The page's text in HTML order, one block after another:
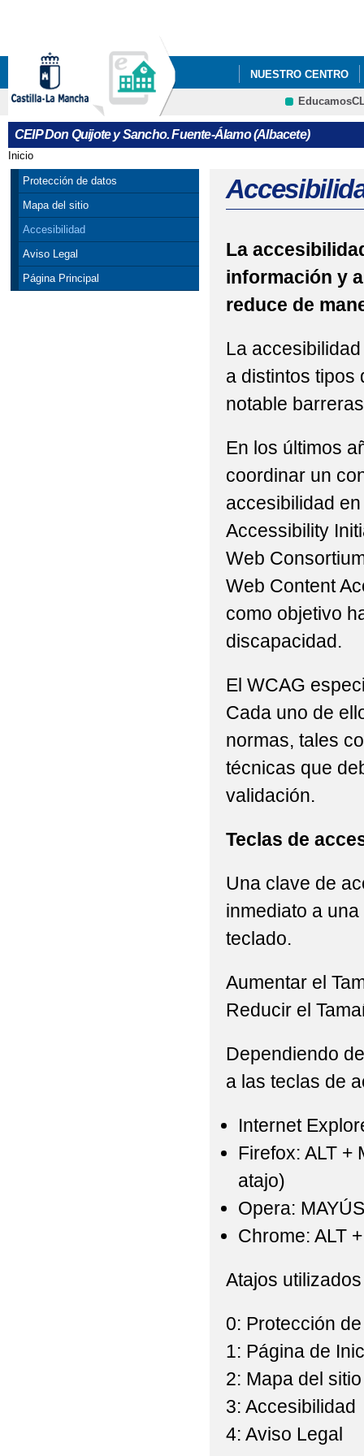
NUESTRO CENTRO
CRFP
CEIP Don Quijote y Sancho. Fuente-Álamo (Albacete)
Se encuentra usted aquí
Inicio
Protección de datos
Mapa del sitio
Accesibilidad
Aviso Legal
Página Principal
La
información y
reduce de
La
a distintos tipos
notable
En los últimos
coordinar un
accesibilidad
Accessibility
Web
Web Content
como objetivo
discapacidad.
El WCAG
Cada uno de
normas, tales
técnicas que
validación.
Teclas de
Una clave de
inmediato a
teclado.
Aumentar el
Reducir el
Dependiendo
a las teclas de
Internet
Firefox: ALT +
atajo)
Opera:
Chrome: ALT
Atajos
0: Protección
1: Página de
2: Mapa del sitio
3: Accesibilidad
4: Aviso Legal